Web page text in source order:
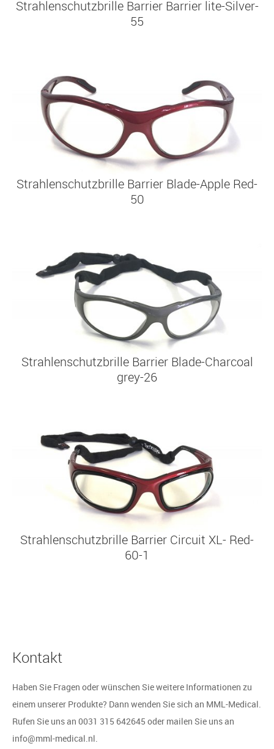
Strahlenschutzbrille Barrier Barrier lite-Silver-
55
Strahlenschutzbrille Barrier Blade-Apple Red-
50
Strahlenschutzbrille Barrier Blade-Charcoal
grey-26
Strahlenschutzbrille Barrier Circuit XL- Red-
60-1
Kontakt
Haben Sie Fragen oder wünschen Sie weitere Informationen zu
einem unserer Produkte? Dann wenden Sie sich an MML-Medical.
Rufen Sie uns an 0031 315 642645 oder mailen Sie uns an
info@mml-medical.nl.